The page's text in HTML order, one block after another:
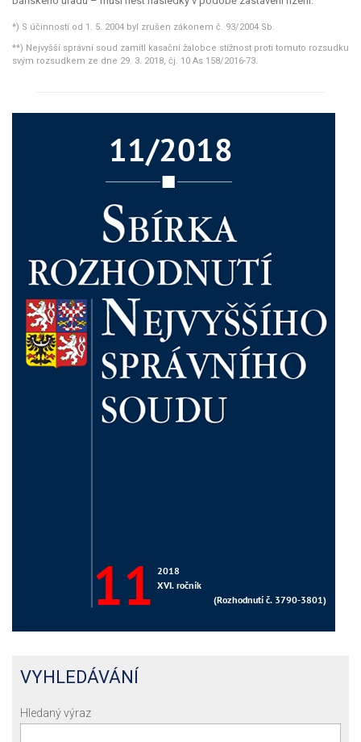
*) S účinností od 1. 5. 2004 byl zrušen zákonem č. 93/2004 Sb.
**) Nejvyšší správní soud zamítl kasační žalobce stížnost proti tomuto rozsudku
svým rozsudkem ze dne 29. 3. 2018, čj. 10 As 158/2016-73.
VYHLEDÁVÁNÍ
Hledaný výraz